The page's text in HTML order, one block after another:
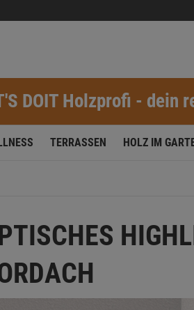
DOIT Holzprofi - dein
TERRASSEN HOLZ IM